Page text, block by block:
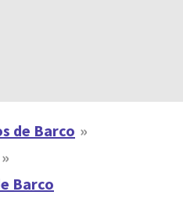
de Barco
Barco